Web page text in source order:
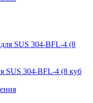
SUS 304-BFL-4 (8 куб